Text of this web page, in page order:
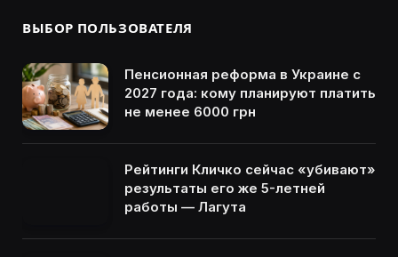
ВЫБОР ПОЛЬЗОВАТЕЛЯ
Пенсионная реформа в Украине с
2027 года: кому планируют платить
не менее 6000 грн
Рейтинги Кличко сейчас «убивают»
результаты его же 5-летней
работы — Лагута